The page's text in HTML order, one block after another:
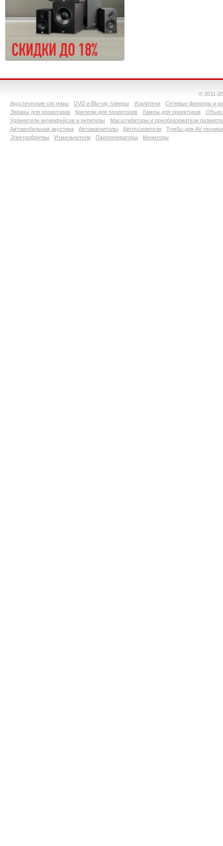
© 2011-
Акустические системы
DVD и Blu-ray плееры Усилители
Сетевые фильтры и
Экраны для проекторов
Крепежи для проекторов Лампы для проекторов
Удлинители интерфейсов и репитеры
Масштабаторы и преобразователи
Автомобильная акустика
Автомагнитолы Автоусилители
Тумбы для AV-техники
Электробритвы
Измельчители Парогенераторы Мониторы